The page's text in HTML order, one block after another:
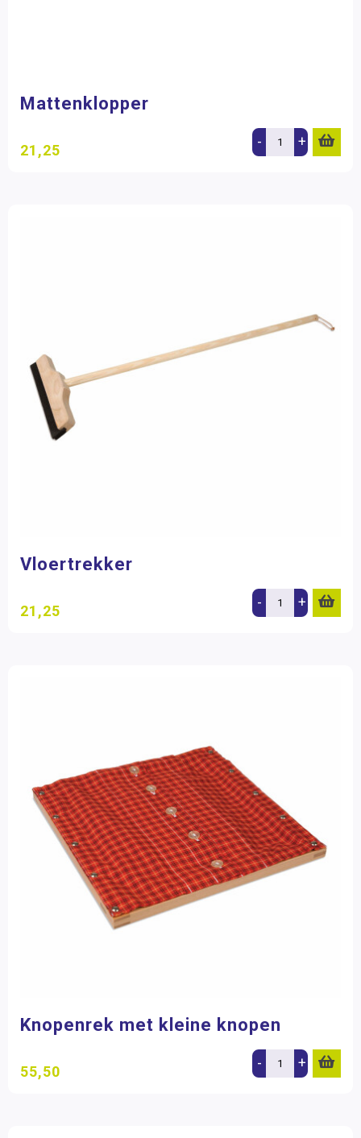
Mattenklopper
21,25 - +
Vloertrekker
21,25 - +
Knopenrek met kleine knopen
55,50 - +